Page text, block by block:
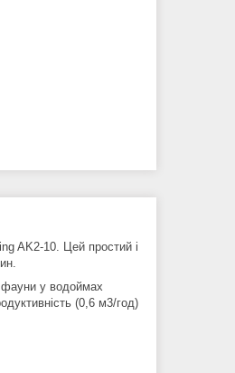
AK2-10. Цей простий і
фауни у водоймах
(0,6 м3/год)